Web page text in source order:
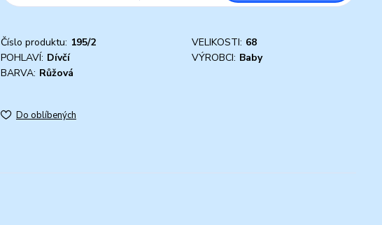
Číslo produktu: 195/2 VELIKOSTI: 68
POHLAVÍ: Dívčí VÝROBCI: Baby
BARVA: Růžová
Do oblíbených